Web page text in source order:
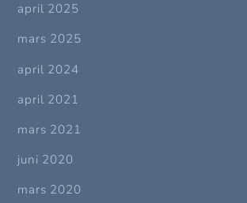
april 2025
mars 2025
april 2024
april 2021
mars 2021
juni 2020
mars 2020